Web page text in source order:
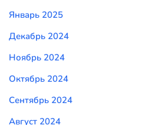
Январь 2025
Декабрь 2024
Ноябрь 2024
Октябрь 2024
Сентябрь 2024
Август 2024